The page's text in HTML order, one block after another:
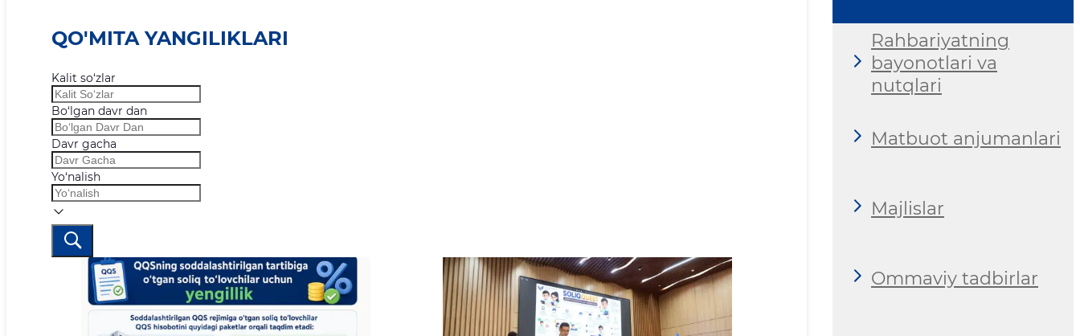
QO'MITA YANGILIKLARI
Kalit so‘zlar
Bo‘lgan davr dan
Davr gacha
Yo‘nalish
Rahbariyatning
bayonotlari va
nutqlari
Matbuot anjumanlari
Majlislar
Ommaviy tadbirlar